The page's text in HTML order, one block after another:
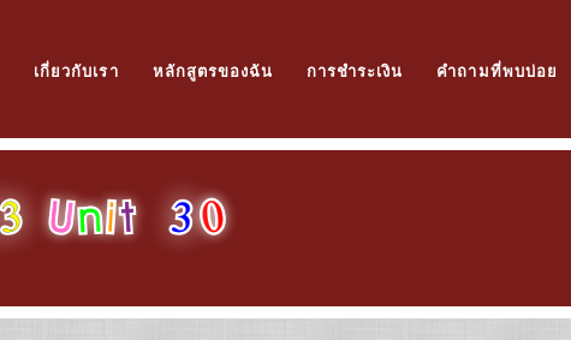
เกี่ยวกับเรา หลักสูตรของฉัน การชำระเงิน คำถามที่พบบ่อย